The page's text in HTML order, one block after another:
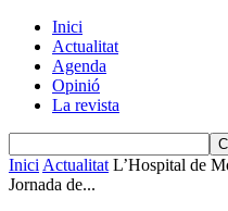
Inici
Actualitat
Agenda
Opinió
La revista
Inici Actualitat L’Hospital de
Jornada de...